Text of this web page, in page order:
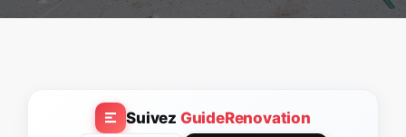
Suivez GuideRenovation